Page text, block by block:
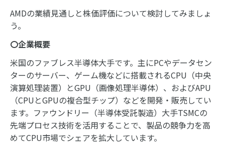
AMDの業績見通しと株価評価について検討してみましょ
う。
〇企業概要
米国のファブレス半導体大手です。主にPCやデータセン
ターのサーバー、ゲーム機などに搭載されるCPU（中央
演算処理装置）とGPU（画像処理半導体）、およびAPU
（CPUとGPUの複合型チップ）などを開発・販売してい
ます。ファウンドリー（半導体受託製造）大手TSMCの
先端プロセス技術を活用することで、製品の競争力を高
めてCPU市場でシェアを拡大しています。